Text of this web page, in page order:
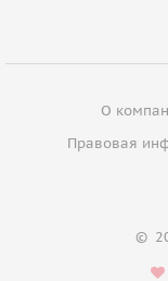
О
Правовая
©